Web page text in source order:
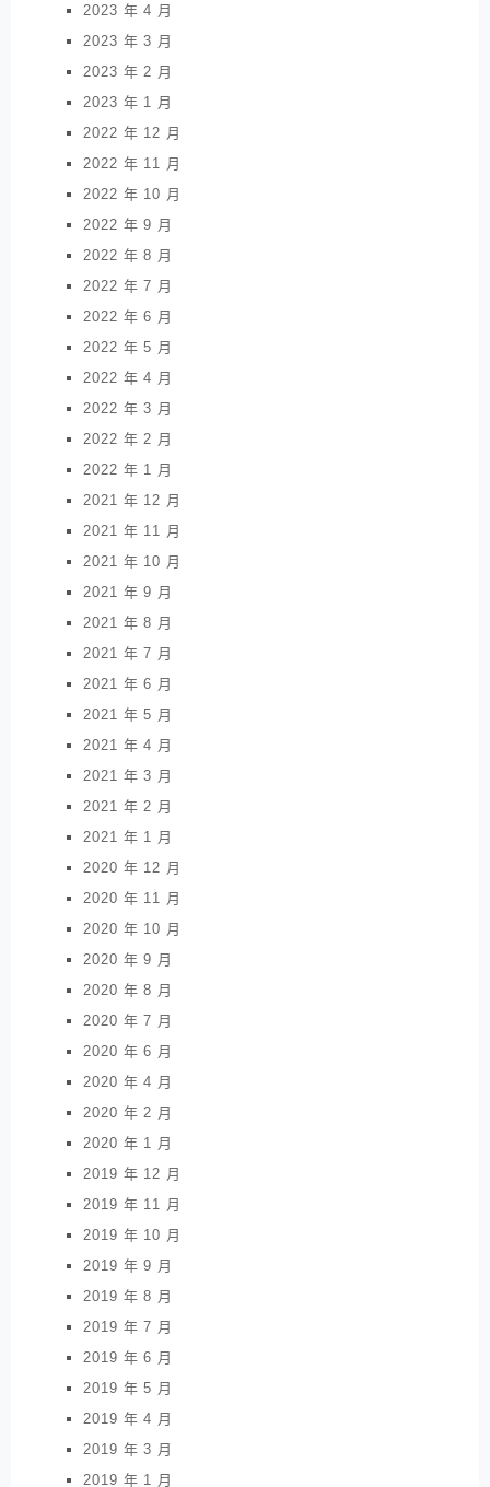
2023 年 4 月
2023 年 3 月
2023 年 2 月
2023 年 1 月
2022 年 12 月
2022 年 11 月
2022 年 10 月
2022 年 9 月
2022 年 8 月
2022 年 7 月
2022 年 6 月
2022 年 5 月
2022 年 4 月
2022 年 3 月
2022 年 2 月
2022 年 1 月
2021 年 12 月
2021 年 11 月
2021 年 10 月
2021 年 9 月
2021 年 8 月
2021 年 7 月
2021 年 6 月
2021 年 5 月
2021 年 4 月
2021 年 3 月
2021 年 2 月
2021 年 1 月
2020 年 12 月
2020 年 11 月
2020 年 10 月
2020 年 9 月
2020 年 8 月
2020 年 7 月
2020 年 6 月
2020 年 4 月
2020 年 2 月
2020 年 1 月
2019 年 12 月
2019 年 11 月
2019 年 10 月
2019 年 9 月
2019 年 8 月
2019 年 7 月
2019 年 6 月
2019 年 5 月
2019 年 4 月
2019 年 3 月
2019 年 1 月